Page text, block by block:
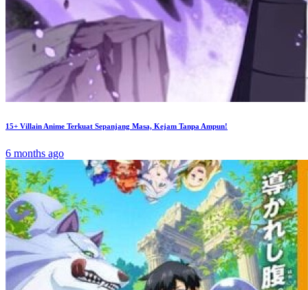
15+ Villain Anime Terkuat Sepanjang Masa, Kejam Tanpa Ampun!
6 months ago